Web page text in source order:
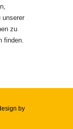
unserer
zu
finden.
by